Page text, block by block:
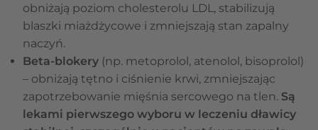
obniżają poziom cholesterolu LDL, stabilizują
blaszki miażdżycowe i zmniejszają stan zapalny
naczyń.
Beta-blokery (np. metoprolol, atenolol, bisoprolol)
– obniżają tętno i ciśnienie krwi, zmniejszając
zapotrzebowanie mięśnia sercowego na tlen. Są
lekami pierwszego wyboru w leczeniu dławicy